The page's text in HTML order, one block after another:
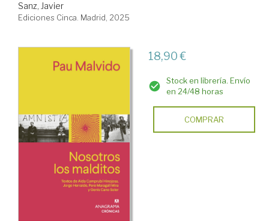
Sanz, Javier
Ediciones Cinca. Madrid, 2025
18,90 €
Stock en librería. Envío
en 24/48 horas
COMPRAR